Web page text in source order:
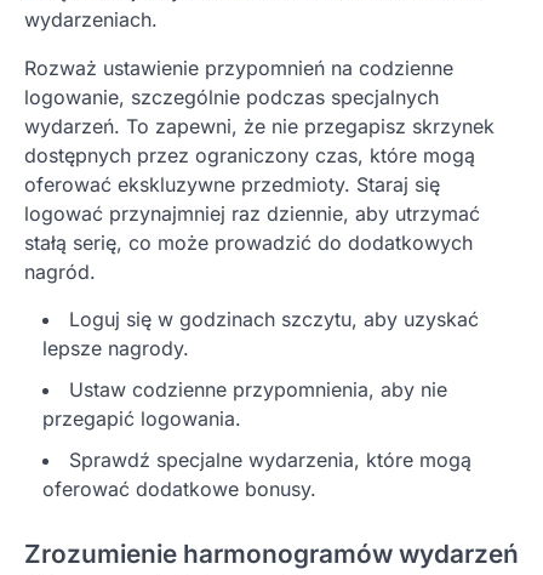
wydarzeniach.
Rozważ ustawienie przypomnień na codzienne
logowanie, szczególnie podczas specjalnych
wydarzeń. To zapewni, że nie przegapisz skrzynek
dostępnych przez ograniczony czas, które mogą
oferować ekskluzywne przedmioty. Staraj się
logować przynajmniej raz dziennie, aby utrzymać
stałą serię, co może prowadzić do dodatkowych
nagród.
Loguj się w godzinach szczytu, aby uzyskać
lepsze nagrody.
Ustaw codzienne przypomnienia, aby nie
przegapić logowania.
Sprawdź specjalne wydarzenia, które mogą
oferować dodatkowe bonusy.
Zrozumienie harmonogramów wydarzeń